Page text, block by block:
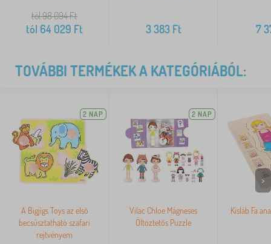
tól 98 094Ft
tól 64 029 Ft 3 383Ft 7
TOVÁBBI TERMÉKEK A KATEGÓRIÁBÓL:
2 NAP
A Bigjigs Toys az első
becsúsztatható szafari
rejtvényem
2 NAP
Vilac Chloe Mágneses
Öltöztetős Puzzle
Kisláb Fa
>